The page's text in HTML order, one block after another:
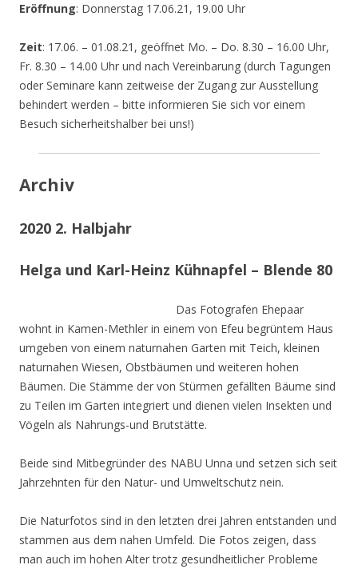
Eröffnung: Donnerstag 17.06.21, 19.00 Uhr
Zeit: 17.06. – 01.08.21, geöffnet Mo. – Do. 8.30 – 16.00 Uhr,
Fr. 8.30 – 14.00 Uhr und nach Vereinbarung (durch Tagungen
oder Seminare kann zeitweise der Zugang zur Ausstellung
behindert werden – bitte informieren Sie sich vor einem
Besuch sicherheitshalber bei uns!)
Archiv
2020 2. Halbjahr
Helga und Karl-Heinz Kühnapfel – Blende 80
Das Fotografen Ehepaar
wohnt in Kamen-Methler in einem von Efeu begrüntem Haus
umgeben von einem naturnahen Garten mit Teich, kleinen
naturnahen Wiesen, Obstbäumen und weiteren hohen
Bäumen. Die Stämme der von Stürmen gefällten Bäume sind
zu Teilen im Garten integriert und dienen vielen Insekten und
Vögeln als Nahrungs-und Brutstätte.
Beide sind Mitbegründer des NABU Unna und setzen sich seit
Jahrzehnten für den Natur- und Umweltschutz nein.
Die Naturfotos sind in den letzten drei Jahren entstanden und
stammen aus dem nahen Umfeld. Die Fotos zeigen, dass
man auch im hohen Alter trotz gesundheitlicher Probleme